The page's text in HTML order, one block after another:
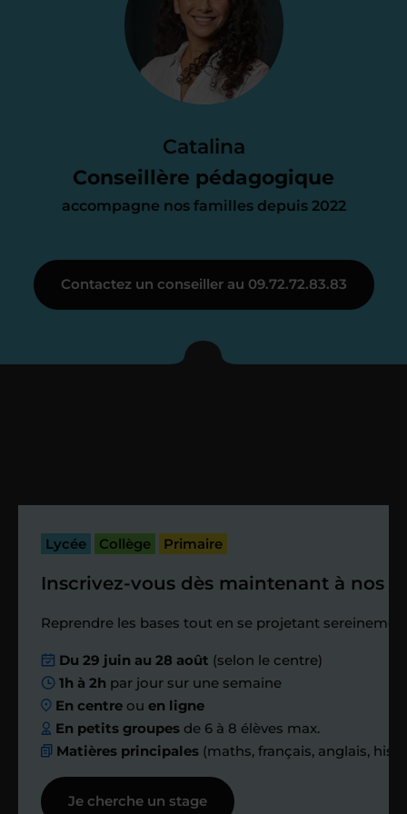
Catalina
Conseillère pédagogique
accompagne nos familles depuis 2022
proposition
d’accompagnement
parfait. À partir de maintenant nous
nous occupons de tout.
Je vous présente votre
enseignant sous 72
passé.
Étape 4
Nous planifions
ensemble des
échanges réguliers
Afin de suivre le travail et les progrès
réalisés, votre enseignant et moi-
Contactez un conseiller au 09.72.72.83.83
Lycée Collège Primaire
Inscrivez-vous dès maintenant à nos
Reprendre les bases tout en se projetant
Du 29 juin au 28 août (selon le centre)
1h à 2h par jour sur une semaine
En centre ouen ligne
En petits groupes de 6 à 8 élèves max.
Matières principales (maths, français, anglais,
Je cherche un stage